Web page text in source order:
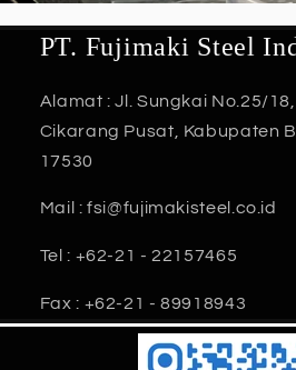
PT. Fujimaki Steel
Alamat : Jl. Sungkai No.25/18,
Cikarang Pusat, Kabupaten
17530
Mail : fsi@fujimakisteel.co.id
Tel : +62-21 - 22157465
Fax : +62-21 - 89918943